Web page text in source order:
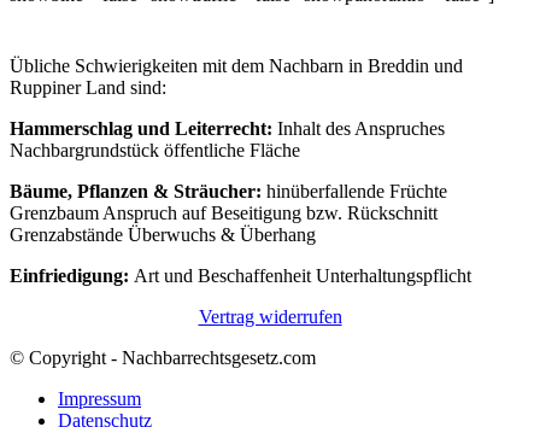
Übliche Schwierigkeiten mit dem Nachbarn in Breddin und
Ruppiner Land sind:
Hammerschlag und Leiterrecht: Inhalt des Anspruches
Nachbargrundstück öffentliche Fläche
Bäume, Pflanzen & Sträucher: hinüberfallende Früchte
Grenzbaum Anspruch auf Beseitigung bzw. Rückschnitt
Grenzabstände Überwuchs & Überhang
Einfriedigung: Art und Beschaffenheit Unterhaltungspflicht
Vertrag widerrufen
© Copyright - Nachbarrechtsgesetz.com
Impressum
Datenschutz